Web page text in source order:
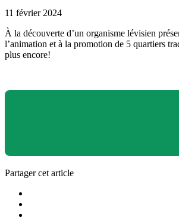
11 février 2024
À la découverte d’un organisme lévisien
l’animation et à la promotion de 5 quartiers
plus encore!
Partager cet article